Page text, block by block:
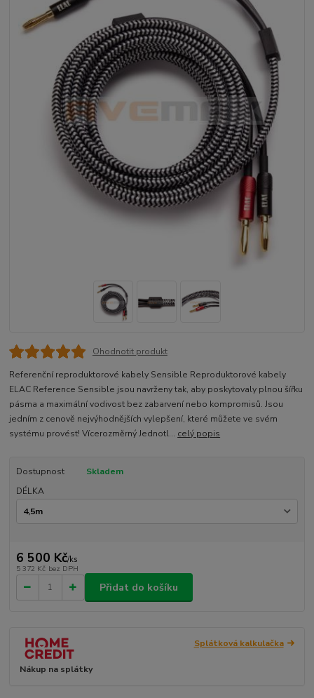
Ohodnotit produkt
Referenční reproduktorové kabely Sensible Reproduktorové kabely
ELAC Reference Sensible jsou navrženy tak, aby poskytovaly plnou šířku
pásma a maximální vodivost bez zabarvení nebo kompromisů. Jsou
jedním z cenově nejvýhodnějších vylepšení, které můžete ve svém
systému provést! Vícerozměrný Jednotl... celý popis
Dostupnost
Skladem
DÉLKA
6 500 Kč/ks
5 372 Kč bez DPH
Přidat do košíku
Splátková kalkulačka
Nákup na splátky